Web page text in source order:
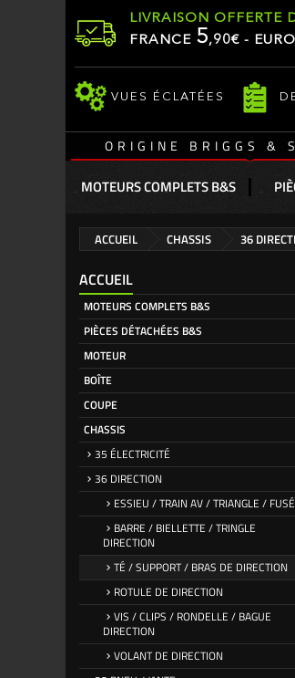
LIVRAISON OFFERTE
FRANCE 5,90€ -
VUES ÉCLATÉES
ORIGINE BRIGGS &
MOTEURS COMPLETS B&S
ACCUEIL CHASSIS 36
ACCUEIL
MOTEURS COMPLETS B&S
PIÈCES DÉTACHÉES B&S
MOTEUR
BOÎTE
COUPE
CHASSIS
35 ÉLECTRICITÉ
36 DIRECTION
ESSIEU / TRAIN AV / TRIANGLE /
BARRE / BIELLETTE / TRINGLE
DIRECTION
TÉ / SUPPORT / BRAS DE DIRECTION
ROTULE DE DIRECTION
VIS / CLIPS / RONDELLE / BAGUE
DIRECTION
VOLANT DE DIRECTION